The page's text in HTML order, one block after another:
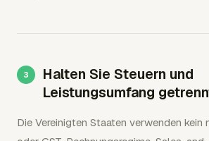
Halten Sie Steuern und
Leistungsumfang
Die Vereinigten Staaten verwenden kein